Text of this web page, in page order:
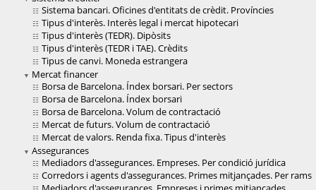
Sistema bancari. Oficines d'entitats de crèdit. Províncies
Tipus d'interès. Interès legal i mercat hipotecari
Tipus d'interès (TEDR). Dipòsits
Tipus d'interès (TEDR i TAE). Crèdits
Tipus de canvi. Moneda estrangera
Mercat financer
Borsa de Barcelona. Índex borsari. Per sectors
Borsa de Barcelona. Índex borsari
Borsa de Barcelona. Volum de contractació
Mercat de futurs. Volum de contractació
Mercat de valors. Renda fixa. Tipus d'interès
Assegurances
Mediadors d'assegurances. Empreses. Per condició jurídica
Corredors i agents d'assegurances. Primes mitjançades. Per rams